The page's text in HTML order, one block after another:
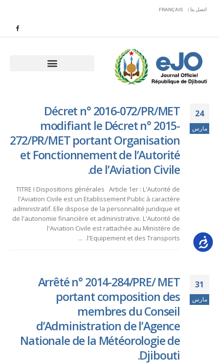
اتصل بنا | FRANÇAIS
24
مارس
Décret n° 2016-072/PR/MET
modifiant le Décret n° 2015-
272/PR/MET portant Organisation
et Fonctionnement de l’Autorité
de l’Aviation Civile.
TITRE I Dispositions générales Article 1er : L'Autorité de
l'Aviation Civile est un Etablissement Public à caractère
administratif. Elle dispose de la personnalité juridique et
de l'autonomie financière et administrative. L'Autorité de
l'Aviation Civile est rattachée au Ministère de
l'Equipement et des Transports. ...
31
مارس
Arrêté n° 2014-284/PRE/ MET
portant composition des
membres du Conseil
d’Administration de l’Agence
Nationale de la Météorologie de
Djibouti.